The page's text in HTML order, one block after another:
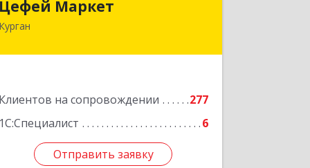
Цефей Маркет
Курган
Клиентов на сопровождении
277
1С:Специалист
6
Отправить заявку
640002, Курганская обл, Курган г,
Отправить заявку